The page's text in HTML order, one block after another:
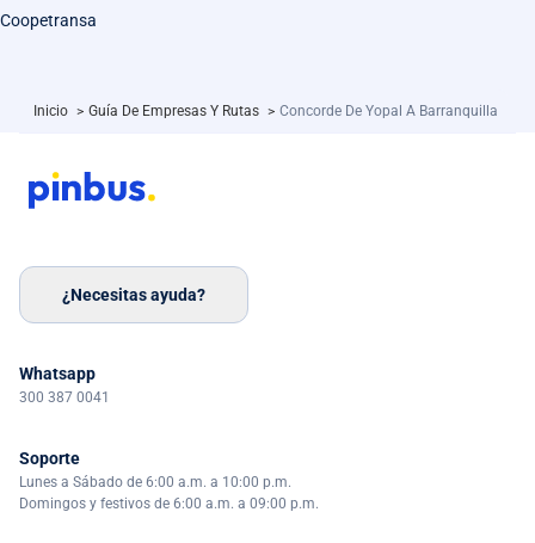
Coopetransa
Inicio > Guía De Empresas Y Rutas > Concorde De Yopal A Barranquilla
¿Necesitas ayuda?
Whatsapp
300 387 0041
Soporte
Lunes a Sábado de 6:00 a.m. a 10:00 p.m.
Domingos y festivos de 6:00 a.m. a 09:00 p.m.